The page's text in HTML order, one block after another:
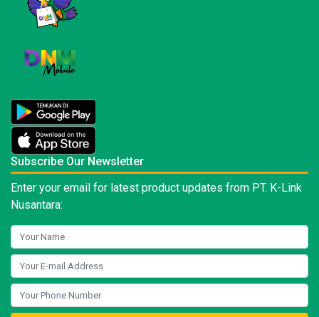
Subscribe Our Newsletter
Enter your email for latest product updates from PT. K-Link
Nusantara: